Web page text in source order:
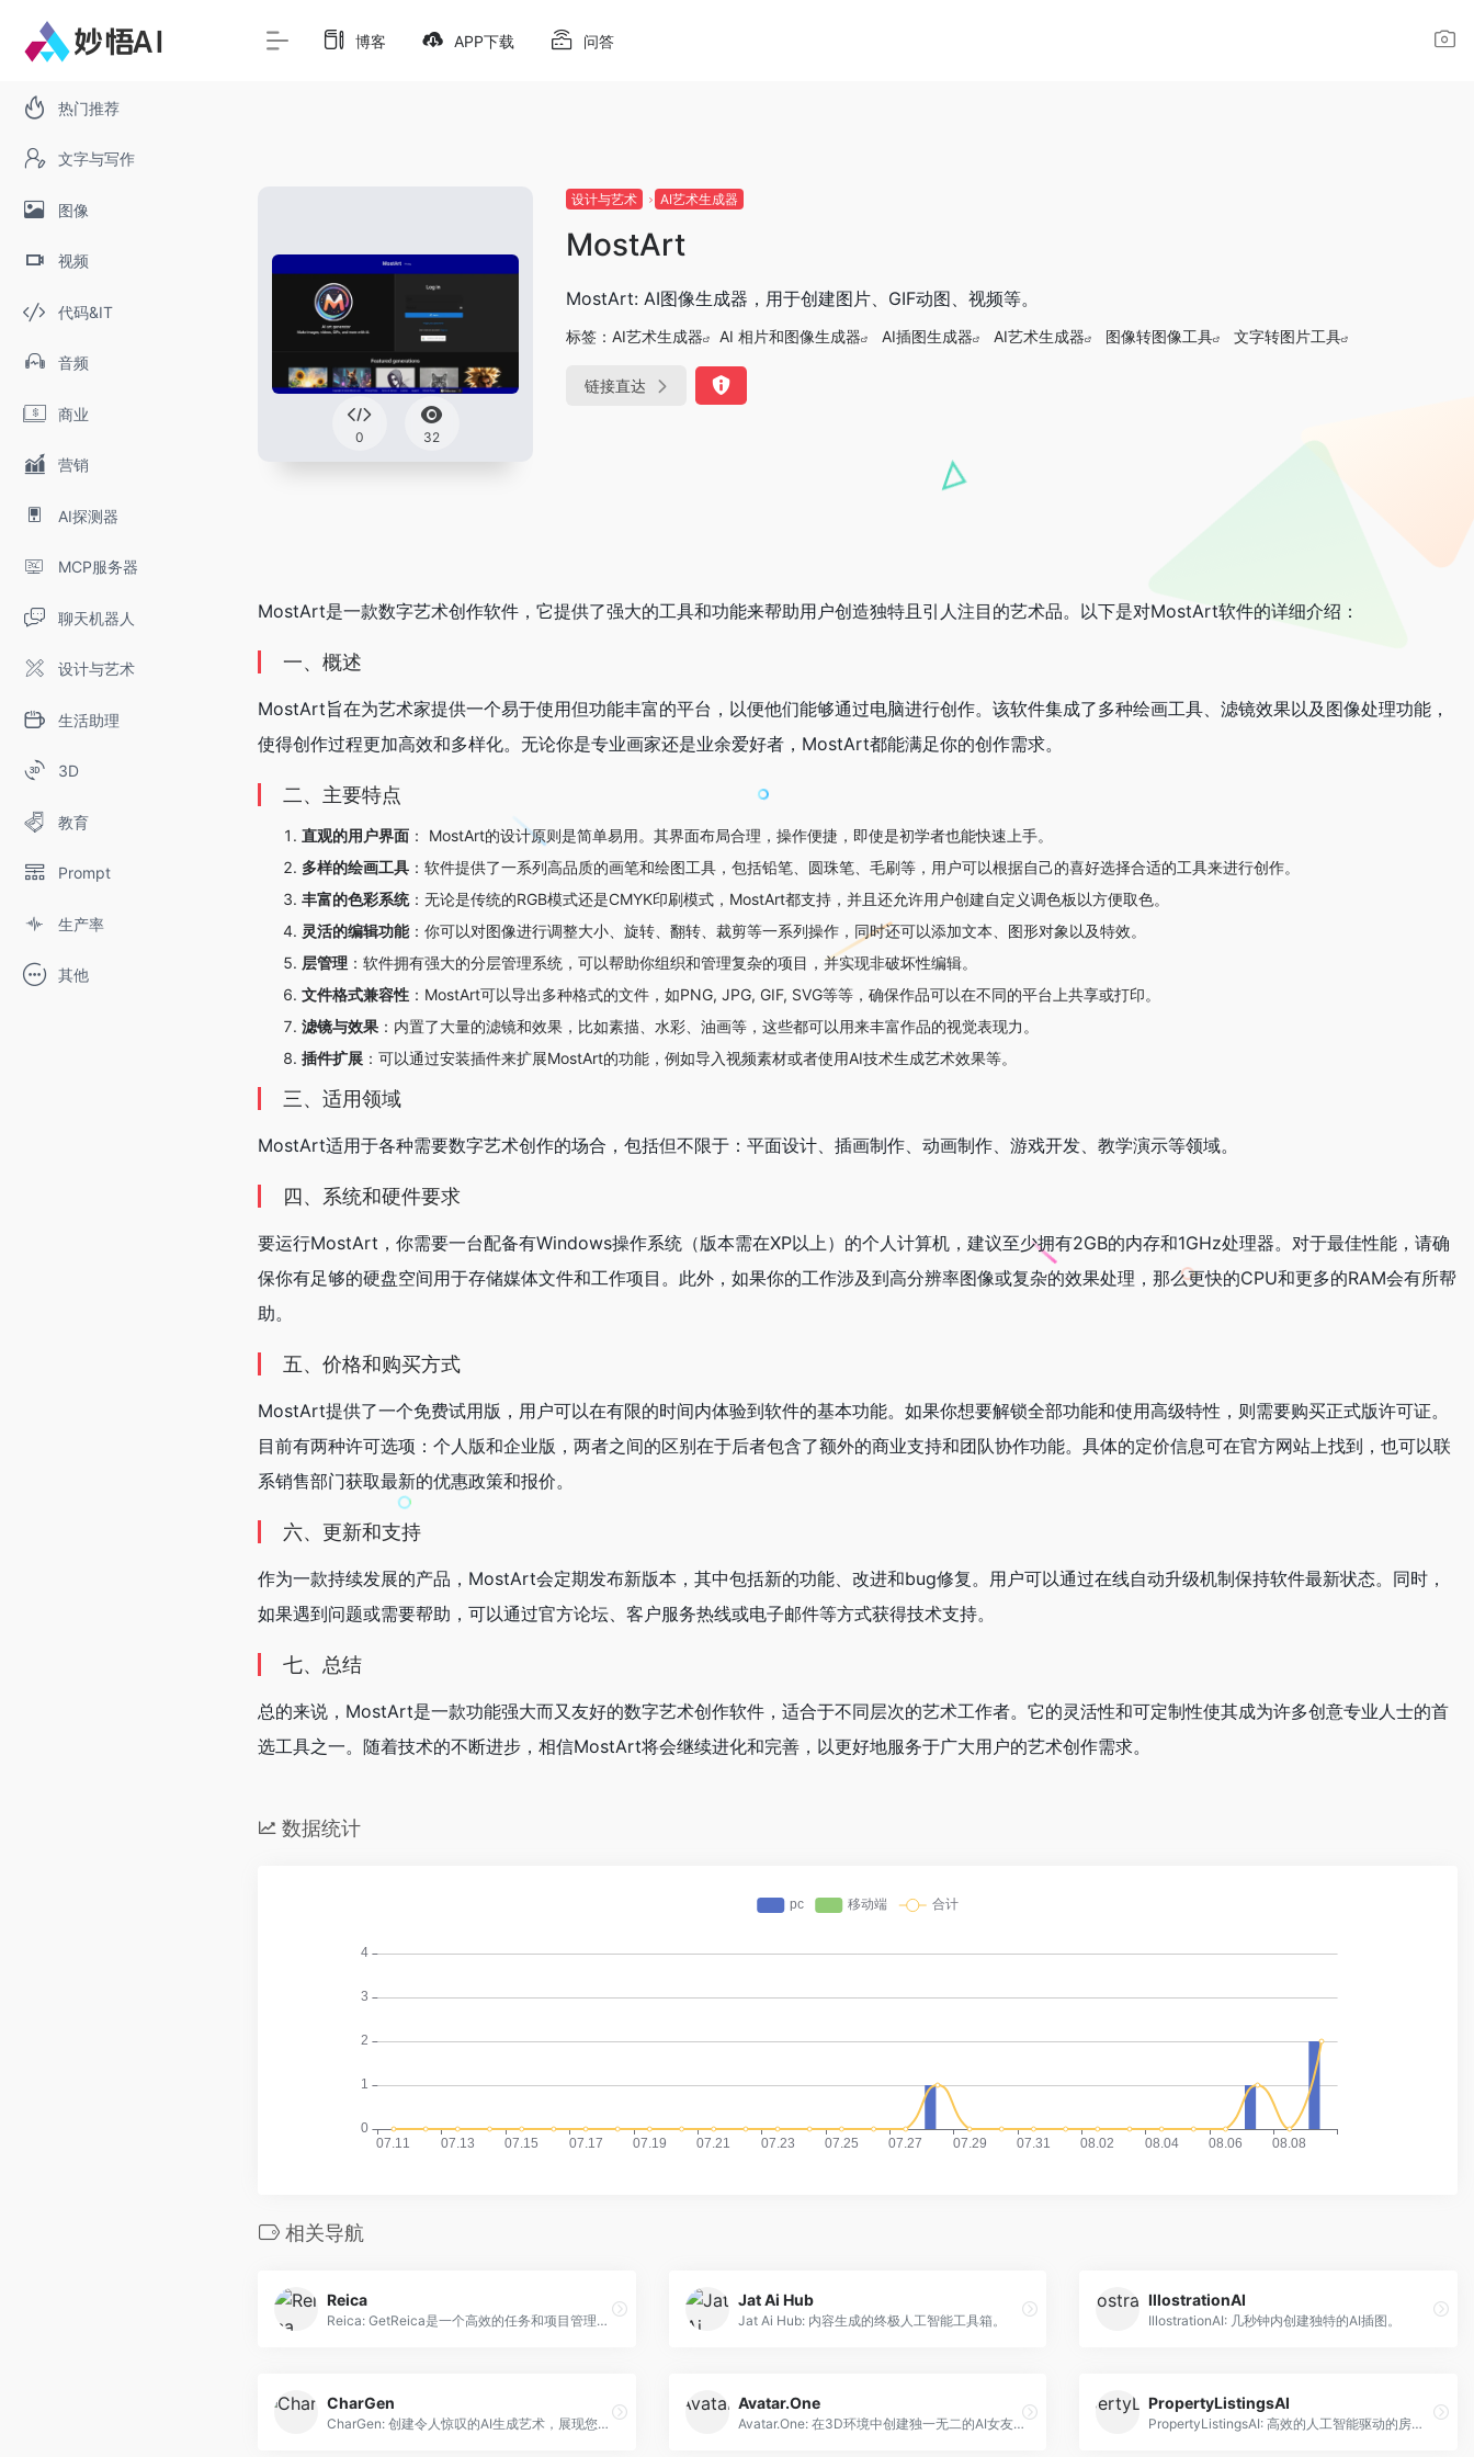
热门推荐
文字与写作
图像
视频
代码&IT
音频
商业
营销
AI探测器
MCP服务器
聊天机器人
设计与艺术
生活助理
3D
教育
Prompt
生产率
其他
博客 APP下载 问答
0 32
设计与艺术 AI艺术生成器
MostArt
MostArt: AI图像生成器，用于创建图片、GIF动图、视频等。
标签： AI艺术生成器 AI 相片和图像生成器 AI插图生成器 AI艺术生成器 图像转图像工具 文字转图片工具
链接直达
MostArt是一款数字艺术创作软件，它提供了强大的工具和功能来帮助用户创造独特且引人注目的艺术品。以下是对MostArt软件的详细介绍：
一、概述
MostArt旨在为艺术家提供一个易于使用但功能丰富的平台，以便他们能够通过电脑进行创作。该软件集成了多种绘画工具、滤镜效果以及图像处理功能，
使得创作过程更加高效和多样化。无论你是专业画家还是业余爱好者，MostArt都能满足你的创作需求。
二、主要特点
直观的用户界面 ： MostArt的设计原则是简单易用。其界面布局合理，操作便捷，即使是初学者也能快速上手。
多样的绘画工具 ：软件提供了一系列高品质的画笔和绘图工具，包括铅笔、圆珠笔、毛刷等，用户可以根据自己的喜好选择合适的工具来进行创作。
丰富的色彩系统：无论是传统的RGB模式还是CMYK印刷模式，MostArt都支持，并且还允许用户创建自定义调色板以方便取色。
灵活的编辑功能：你可以对图像进行调整大小、旋转、翻转、裁剪等一系列操作，同时还可以添加文本、图形对象以及特效。
层管理 ：软件拥有强大的分层管理系统，可以帮助你组织和管理复杂的项目，并实现非破坏性编辑。
文件格式兼容性 ：MostArt可以导出多种格式的文件，如PNG, JPG, GIF, SVG等等，确保作品可以在不同的平台上共享或打印。
滤镜与效果 ：内置了大量的滤镜和效果，比如素描、水彩、油画等，这些都可以用来丰富作品的视觉表现力。
插件扩展 ：可以通过安装插件来扩展MostArt的功能，例如导入视频素材或者使用AI技术生成艺术效果等。
三、适用领域
MostArt适用于各种需要数字艺术创作的场合，包括但不限于：平面设计、插画制作、动画制作、游戏开发、教学演示等领域。
四、系统和硬件要求
要运行MostArt，你需要一台配备有Windows操作系统（版本需在XP以上）的个人计算机，建议至少拥有2GB的内存和1GHz处理器。对于最佳性能，请确
保你有足够的硬盘空间用于存储媒体文件和工作项目。此外，如果你的工作涉及到高分辨率图像或复杂的效果处理，那么更快的CPU和更多的RAM会有所帮
助。
五、价格和购买方式
MostArt提供了一个免费试用版，用户可以在有限的时间内体验到软件的基本功能。如果你想要解锁全部功能和使用高级特性，则需要购买正式版许可证。
目前有两种许可选项：个人版和企业版，两者之间的区别在于后者包含了额外的商业支持和团队协作功能。具体的定价信息可在官方网站上找到，也可以联
系销售部门获取最新的优惠政策和报价。
六、更新和支持
作为一款持续发展的产品，MostArt会定期发布新版本，其中包括新的功能、改进和bug修复。用户可以通过在线自动升级机制保持软件最新状态。同时，
如果遇到问题或需要帮助，可以通过官方论坛、客户服务热线或电子邮件等方式获得技术支持。
七、总结
总的来说，MostArt是一款功能强大而又友好的数字艺术创作软件，适合于不同层次的艺术工作者。它的灵活性和可定制性使其成为许多创意专业人士的首
选工具之一。随着技术的不断进步，相信MostArt将会继续进化和完善，以更好地服务于广大用户的艺术创作需求。
数据统计
相关导航
Reica
Reica: GetReica是一个高效的任务和项目管理Web应用程序。
Jat Ai Hub
Jat Ai Hub: 内容生成的终极人工智能工具箱。
IllostrationAI
IllostrationAI: 几秒钟内创建独特的AI插图。
CharGen
CharGen: 创建令人惊叹的AI生成艺术，展现您的TTRPG和D&amp;D角色。
Avatar.One
Avatar.One: 在3D环境中创建独一无二的AI女友。
PropertyListingsAI
PropertyListingsAI: 高效的人工智能驱动的房地产广告。